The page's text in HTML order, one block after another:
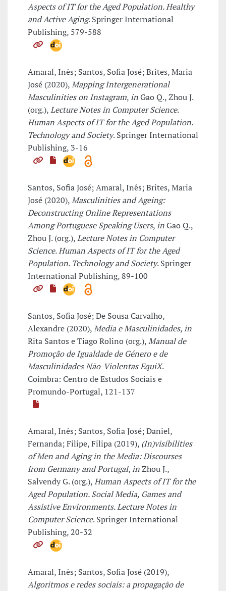
Aspects of IT for the Aged Population. Healthy
and Active Aging. Springer International
Publishing, 579-588
Amaral, Inês; Santos, Sofia José; Brites, Maria
José (2020),Mapping Intergenerational
Masculinities on Instagram,inGao Q., Zhou J.
(org.),Lecture Notes in Computer Science.
Human Aspects of IT for the Aged Population.
Technology and Society. Springer International
Publishing, 3-16
Santos, Sofia José; Amaral, Inês; Brites, Maria
José (2020),Masculinities and Ageing:
Deconstructing Online Representations
Among Portuguese Speaking Users,inGao Q.,
Zhou J. (org.),Lecture Notes in Computer
Science. Human Aspects of IT for the Aged
Population. Technology and Society. Springer
International Publishing, 89-100
Santos, Sofia José; De Sousa Carvalho,
Alexandre (2020),Media e Masculinidades,in
Rita Santos e Tiago Rolino (org.),Manual de
Promoção de Igualdade de Género e de
Masculinidades Não-Violentas EquiX.
Coimbra: Centro de Estudos Sociais e
Promundo-Portugal, 121-137
Amaral, Inês; Santos, Sofia José; Daniel,
Fernanda; Filipe, Filipa (2019), (In)visibilities
of Men and Aging in the Media: Discourses
from Germany and Portugal,inZhou J.,
Salvendy G. (org.),Human Aspects of IT for the
Aged Population. Social Media, Games and
Assistive Environments. Lecture Notes in
Computer Science. Springer International
Publishing, 20-32
Amaral, Inês; Santos, Sofia José (2019),
Algoritmos e redes sociais: a propagação de